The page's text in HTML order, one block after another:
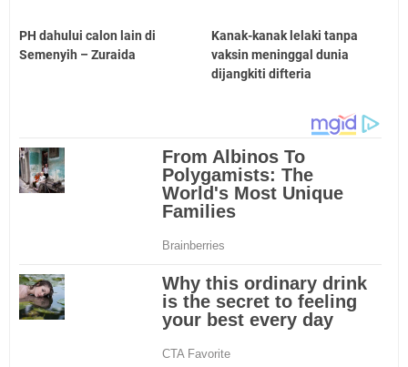
PH dahului calon lain di
Semenyih – Zuraida
Kanak-kanak lelaki tanpa
vaksin meninggal dunia
dijangkiti difteria